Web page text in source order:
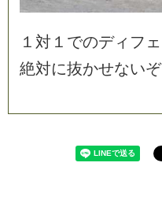
１ 対 １ でのディ フ ェ
絶対に抜かせないぞ